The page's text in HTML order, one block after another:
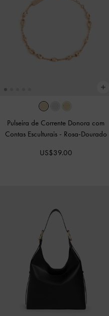
Pulseira de Corrente Donora com
Contas Esculturais - Rosa-Dourado
US$39.00